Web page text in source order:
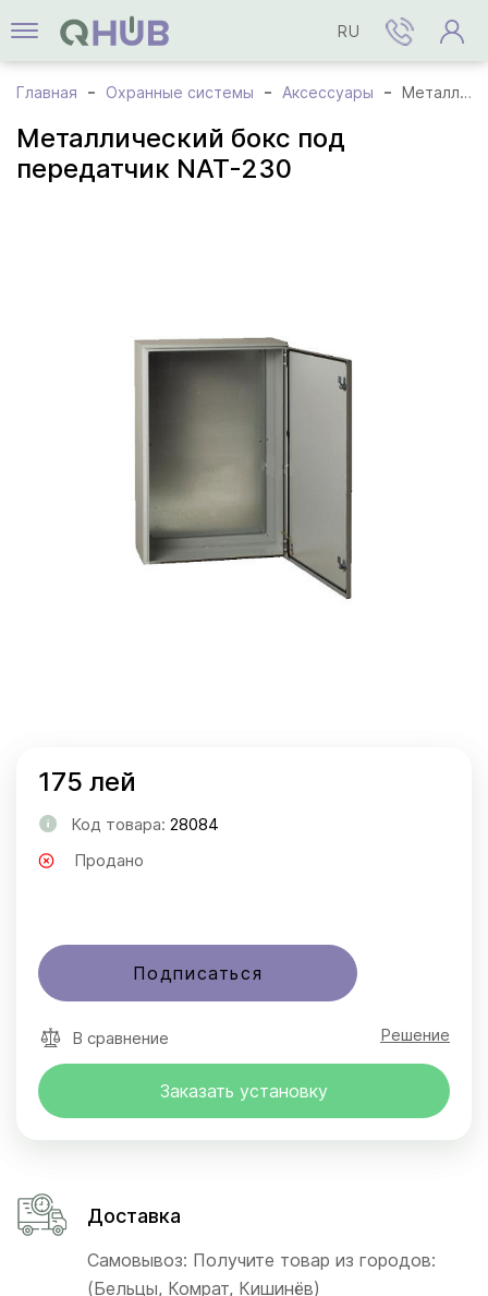
RU
Главная Охранные системы Аксессуары Металлический бокс под передатчик NAT-230
Металлический бокс под
передатчик NAT-230
175 лей
Код товара: 28084
Продано
Подписаться
В сравнение Решение
Заказать установку
Доставка
Самовывоз: Получите товар из городов:
(Бельцы, Комрат, Кишинёв)